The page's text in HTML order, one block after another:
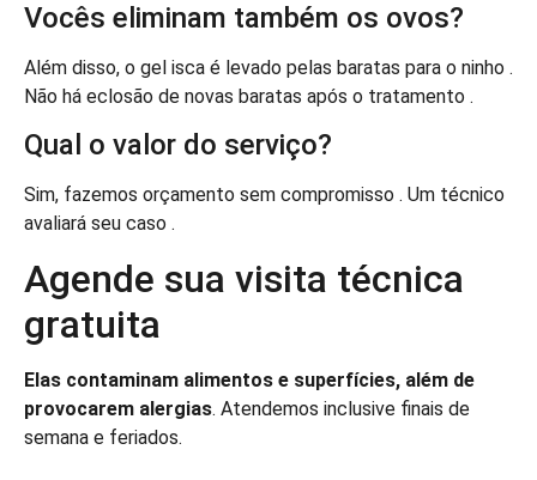
Vocês eliminam também os ovos?
Além disso, o gel isca é levado pelas baratas para o ninho .
Não há eclosão de novas baratas após o tratamento .
Qual o valor do serviço?
Sim, fazemos orçamento sem compromisso . Um técnico
avaliará seu caso .
Agende sua visita técnica
gratuita
Elas contaminam alimentos e superfícies, além de
provocarem alergias. Atendemos inclusive finais de
semana e feriados.